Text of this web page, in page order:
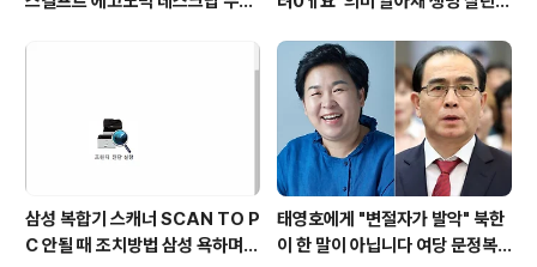
고가의 무선키보드세트 3in1, 만
살려 뿌듯, 당연한 일 업무에 자긍
심 모든 재난 상황 선봉 119 종합
상황실 요원들
삼성 복합기 스캐너 SCAN TO P
C 안될 때 조치방법 삼성 욕하며
태영호에게 "변절자가 발악" 북한
이 한 말이 아닙니다 여당 문정복